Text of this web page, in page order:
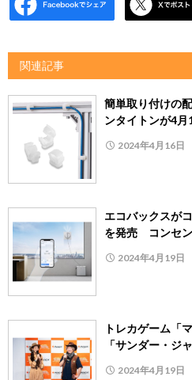
関連記事
簡単取り付けの
ンタイトンが4月
2024年4月16日
エコバックスが
を発売 コンセ
2024年4月19日
トレカゲーム「
「サンダー・ジ
2024年4月19日